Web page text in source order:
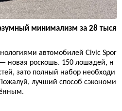
минимализм за 28 тыся
автомобилей Civic Spor
— новая роскошь. 150 лошадей, н
зато полный набор необходи
лучший способ сэкономи